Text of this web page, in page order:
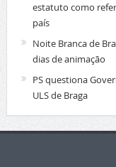
estatuto como
país
Noite Branca de
dias de animação
PS questiona
ULS de Braga